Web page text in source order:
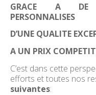
GRACE A DE
PERSONNALISES
D’UNE QUALITE
A UN PRIX
C’est dans cette
efforts et toutes nos
suivantes: